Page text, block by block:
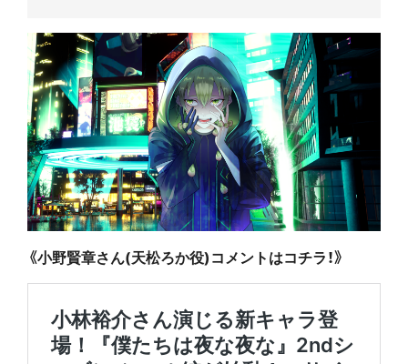
《小野賢章さん(天松ろか役)コメントはコチラ！》